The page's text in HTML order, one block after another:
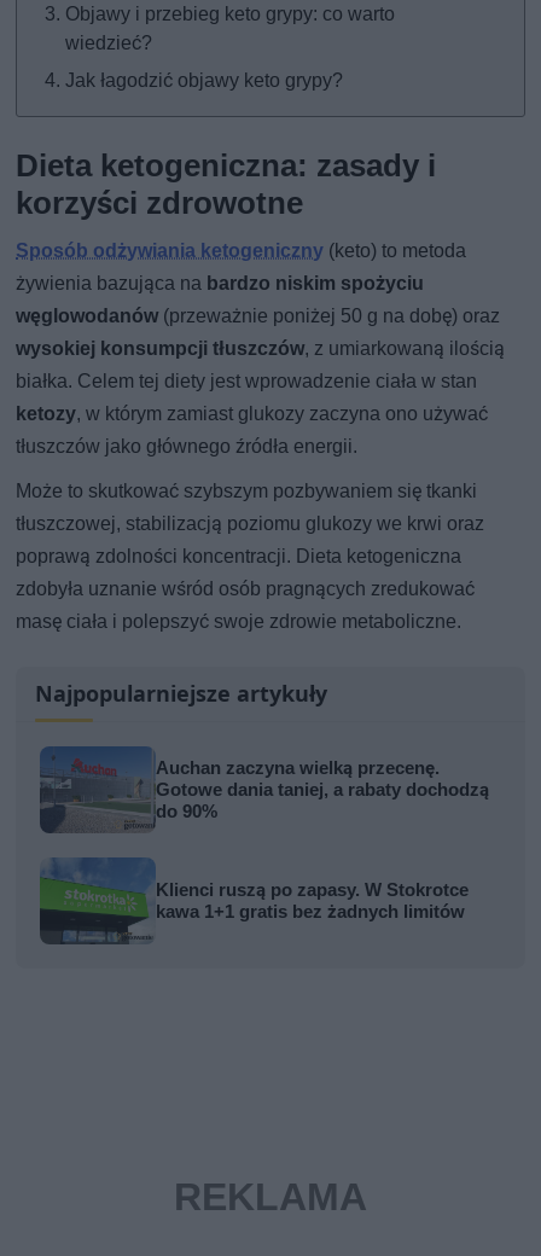
Objawy i przebieg keto grypy: co warto
wiedzieć?
Jak łagodzić objawy keto grypy?
Dieta ketogeniczna: zasady i
korzyści zdrowotne
Sposób odżywiania ketogeniczny (keto) to metoda
żywienia bazująca na bardzo niskim spożyciu
węglowodanów (przeważnie poniżej 50 g na dobę) oraz
wysokiej konsumpcji tłuszczów, z umiarkowaną ilością
białka. Celem tej diety jest wprowadzenie ciała w stan
ketozy, w którym zamiast glukozy zaczyna ono używać
tłuszczów jako głównego źródła energii.
Może to skutkować szybszym pozbywaniem się tkanki
tłuszczowej, stabilizacją poziomu glukozy we krwi oraz
poprawą zdolności koncentracji. Dieta ketogeniczna
zdobyła uznanie wśród osób pragnących zredukować
masę ciała i polepszyć swoje zdrowie metaboliczne.
Najpopularniejsze artykuły
Auchan zaczyna wielką przecenę.
Gotowe dania taniej, a rabaty dochodzą
do 90%
Klienci ruszą po zapasy. W Stokrotce
kawa 1+1 gratis bez żadnych limitów